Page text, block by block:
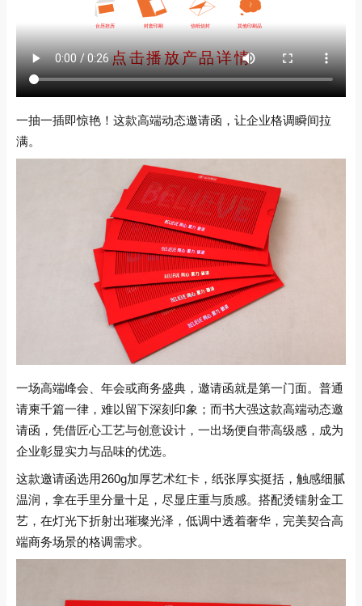
一抽一插即惊艳！这款高端动态邀请函，让企业格调瞬间拉
满。
一场高端峰会、年会或商务盛典，邀请函就是第一门面。普通
请柬千篇一律，难以留下深刻印象；而书大强这款高端动态邀
请函，凭借匠心工艺与创意设计，一出场便自带高级感，成为
企业彰显实力与品味的优选。
这款邀请函选用260g加厚艺术红卡，纸张厚实挺括，触感细腻
温润，拿在手里分量十足，尽显庄重与质感。搭配烫镭射金工
艺，在灯光下折射出璀璨光泽，低调中透着奢华，完美契合高
端商务场景的格调需求。